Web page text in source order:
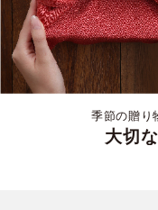
季節の贈り
大切